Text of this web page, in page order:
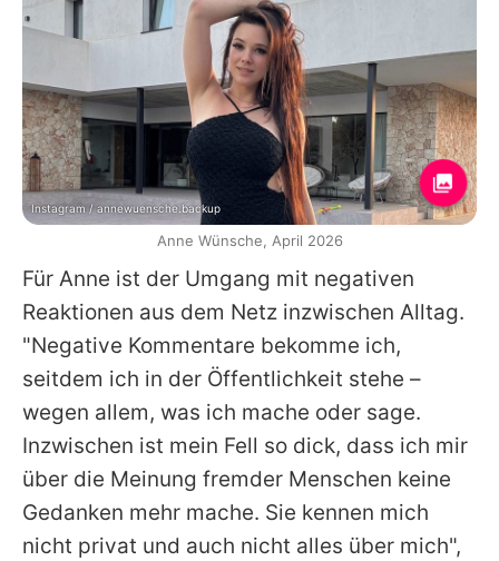
Für Anne ist der Umgang mit negativen
Reaktionen aus dem Netz inzwischen Alltag.
"Negative Kommentare bekomme ich,
seitdem ich in der Öffentlichkeit stehe –
wegen allem, was ich mache oder sage.
Inzwischen ist mein Fell so dick, dass ich mir
über die Meinung fremder Menschen keine
Gedanken mehr mache. Sie kennen mich
nicht privat und auch nicht alles über mich",
Instagram / annewuensche.backup
Anne Wünsche, April 2026